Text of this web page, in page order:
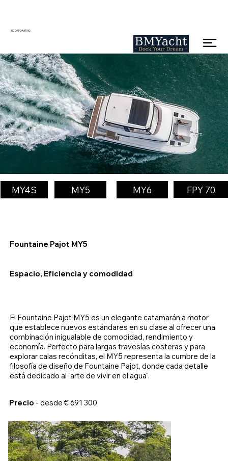
INCORPORATING
MY4S MY5 MY6 FPY 70
Fountaine Pajot MY5
Espacio, Eficiencia y comodidad
Precio - desde € 691 300
El Fountaine Pajot MY5 es un elegante catamarán a motor
que establece nuevos estándares en su clase al ofrecer una
combinación inigualable de comodidad, rendimiento y
economía. Perfecto para largas travesías costeras y para
explorar calas recónditas, el MY5 representa la cumbre de la
filosofía de diseño de Fountaine Pajot, donde cada detalle
está dedicado al "arte de vivir en el agua".